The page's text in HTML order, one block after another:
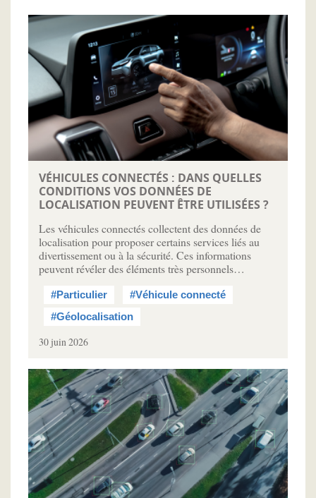
VÉHICULES CONNECTÉS : DANS QUELLES
CONDITIONS VOS DONNÉES DE
LOCALISATION PEUVENT ÊTRE UTILISÉES ?
Les véhicules connectés collectent des données de
localisation pour proposer certains services liés au
divertissement ou à la sécurité. Ces informations
peuvent révéler des éléments très personnels…
#Particulier
#Véhicule connecté
#Géolocalisation
30 juin 2026